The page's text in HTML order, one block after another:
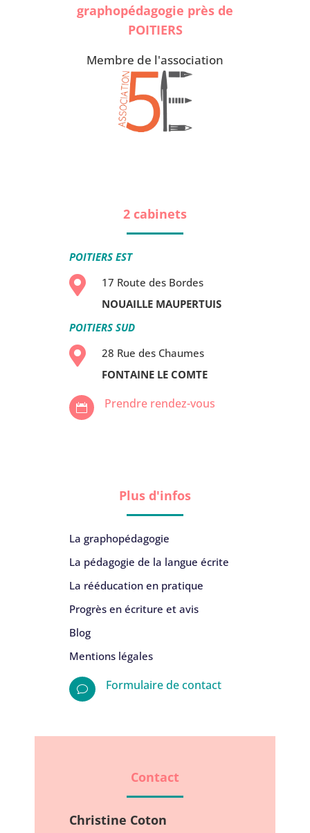
graphopédagogie près de
POITIERS
Membre de l'association
2 cabinets
POITIERS EST

17 Route des Bordes
NOUAILLE MAUPERTUIS
POITIERS SUD

28 Rue des Chaumes
FONTAINE LE COMTE
 Prendre rendez-vous
Plus d'infos
La graphopédagogie
La pédagogie de la langue écrite
La rééducation en pratique
Progrès en écriture et avis
Blog
Mentions légales
v Formulaire de contact
Contact
Christine Coton